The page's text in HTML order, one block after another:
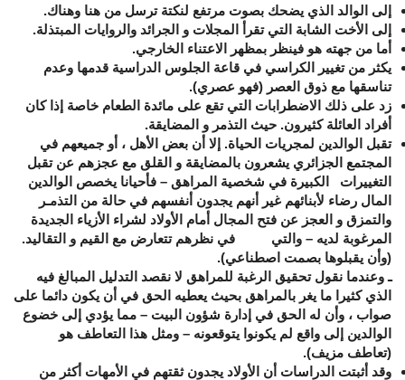
إلى الوالد الذي يضحك بصوت مرتفع لنكتة ترسل من هنا وهناك.
إلى الأخت الشابة التي تقرأ المجلات و الجرائد والروايات المبتذلة.
أما من جهته هو فينظر بمظهر الاعتناء الخارجي.
يكثر من تغيير الكراسي في قاعة الجلوس الدراسية قدمها وعدم
تناسقها مع ذوق العصر (فهو عصري).
زد على ذلك الاضطرابات التي تقع على مائدة الطعام خاصة إذا كان
أفراد العائلة كثيرون. حيث التذمر و المضايقة.
تقبل الوالدين لمجريات الحياة. إلا أن بعض الأهل ، أو جميعهم في
المجتمع الجزائري يشعرون بالمضايقة و القلق مع عجزهم عن تقبل
التغييرات الكبيرة في شخصية المراهق – فأحيانا يخصص الوالدين
المال رضاء لأبنائهم غير أنهم يجدون أنفسهم في حالة من التذمـر
والتمزق و العجز عن فتح المجال أمام الأولاد لشراء الأزياء الجديدة
المرغوبة لديه – والتي في نظرهم تتعارض مع القيم و التقاليد.
(وأن يقبلوها بصمت اصطناعي).
ـ وعندما نقول تحقيق الرغبة للمراهق لا نقصد التدليل المبالغ فيه
الذي كثيرا ما يغر بالمراهق بحيث يعطيه الحق في أن يكون دائما على
صواب ، وأن له الحق في إدارة شؤون البيت – مما يؤدي إلى خضوع
الوالدين إلى واقع لم يكونوا يتوقعونه – ومثل هذا التعاطف هو
(تعاطف مزيف).
وقد أثبتت الدراسات أن الأولاد يجدون ثقتهم في الأمهات أكثر من